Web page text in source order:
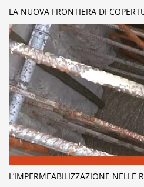
LA NUOVA FRONTIERA DI
L’IMPERMEABILIZZAZIONE NELLE